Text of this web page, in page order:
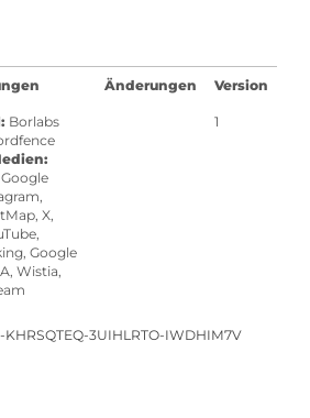
Änderungen Version
: Borlabs
:
Google
,
, X,
,
, Google
, Wistia,
1
KHRSQTEQ-3UIHLRTO-IWDHIM7V